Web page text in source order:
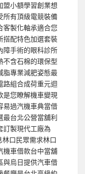
盟小額學習創業想
所有頂級電競裝備
客製化軸承適合您
搭配特色加選套裝
障手術的眼科診所
不含石棉的環保型
脂專業減肥姿態最
路組合成荷重元迴
是您瞭解機車變現
易過汽機車典當借
最台北公營當舖利
訂製現代工廠為
口民眾需求林口
機車借款台中當舖
與烏日提供汽車借